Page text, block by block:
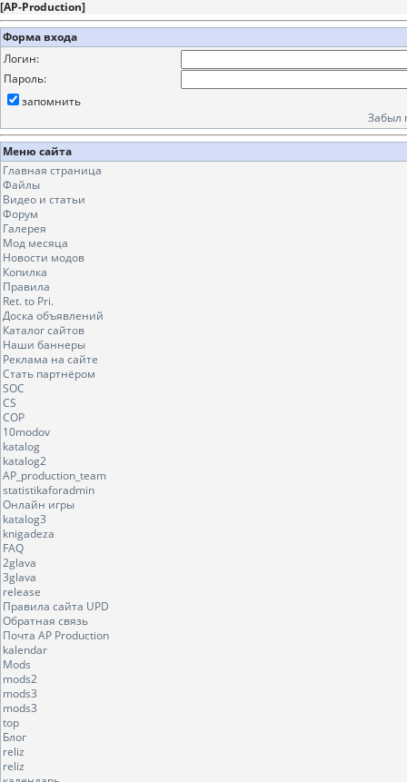
[AP-Production]
Форма входа
Логин:
Пароль:
запомнить
Забыл
Меню сайта
Главная страница
Файлы
Видео и статьи
Форум
Галерея
Мод месяца
Новости модов
Копилка
Правила
Ret. to Pri.
Доска объявлений
Каталог сайтов
Наши баннеры
Реклама на сайте
Стать партнёром
SOC
CS
COP
10modov
katalog
katalog2
AP_production_team
statistikaforadmin
Онлайн игры
katalog3
knigadeza
FAQ
2glava
3glava
release
Правила сайта UPD
Обратная связь
Почта AP Production
kalendar
Mods
mods2
mods3
mods3
top
Блог
reliz
reliz